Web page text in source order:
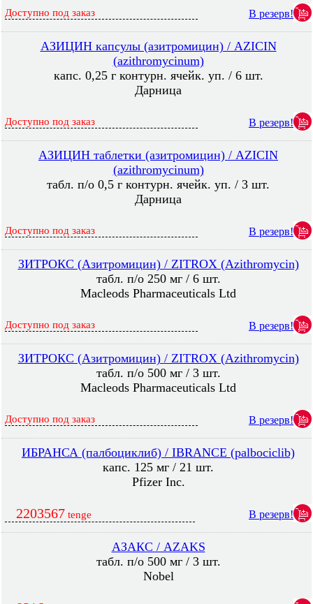
Доступно под заказ В резерв!
АЗИЦИН капсулы (азитромицин) / AZICIN
(azithromycinum)
капс. 0,25 г контурн. ячейк. уп. / 6 шт.
Дарница
Доступно под заказ В резерв!
АЗИЦИН таблетки (азитромицин) / AZICIN
(azithromycinum)
табл. п/о 0,5 г контурн. ячейк. уп. / 3 шт.
Дарница
Доступно под заказ В резерв!
ЗИТРОКС (Азитромицин) / ZITROX (Azithromycin)
табл. п/о 250 мг / 6 шт.
Macleods Pharmaceuticals Ltd
Доступно под заказ В резерв!
ЗИТРОКС (Азитромицин) / ZITROX (Azithromycin)
табл. п/о 500 мг / 3 шт.
Macleods Pharmaceuticals Ltd
Доступно под заказ В резерв!
ИБРАНСА (палбоциклиб) / IBRANCE (palbociclib)
капс. 125 мг / 21 шт.
Pfizer Inc.
2203567 tenge В резерв!
АЗАКС / AZAKS
табл. п/о 500 мг / 3 шт.
Nobel